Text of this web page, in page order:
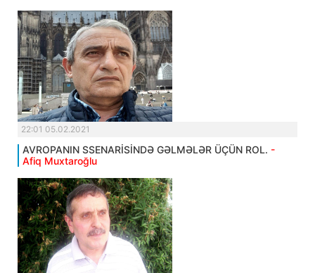
22:01 05.02.2021
AVROPANIN SSENARİSİNDƏ GƏLMƏLƏR ÜÇÜN ROL. -
Afiq Muxtaroğlu